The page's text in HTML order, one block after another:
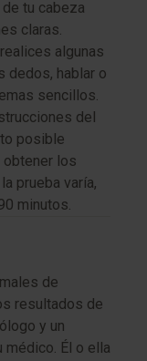
tu cabeza
claras.
algunas
dedos, hablar o
sencillos.
del
posible
los
prueba varía,
minutos.
de
resultados de
y un
médico. Él o ella